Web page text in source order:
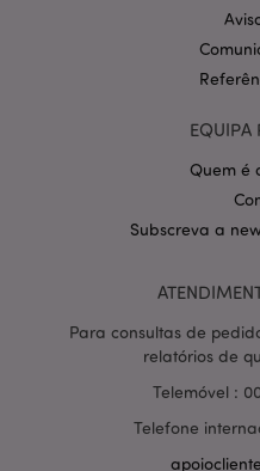
EQUIPA
Quem é
Subscreva a
Para consultas de
relatórios de
Telemóvel :
Telefone